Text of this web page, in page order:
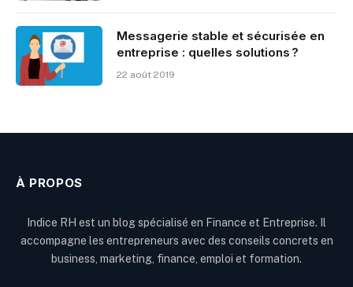
Messagerie stable et sécurisée en
entreprise : quelles solutions ?
22 août 2019
À PROPOS
Indice RH est un blog spécialisé en Finance et Entreprise. Il
accompagne les entrepreneurs avec des conseils concrets en
business, marketing, finance, emploi et formation.